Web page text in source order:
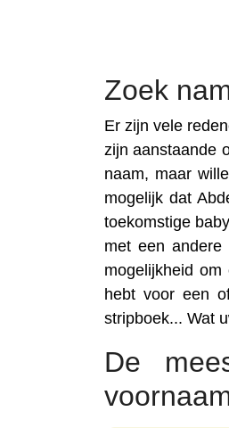
Zoek
Er zijn vele
zijn aanstaande
naam, maar
mogelijk dat
toekomstige
met een
mogelijkheid
hebt voor een
stripboek... Wat
De